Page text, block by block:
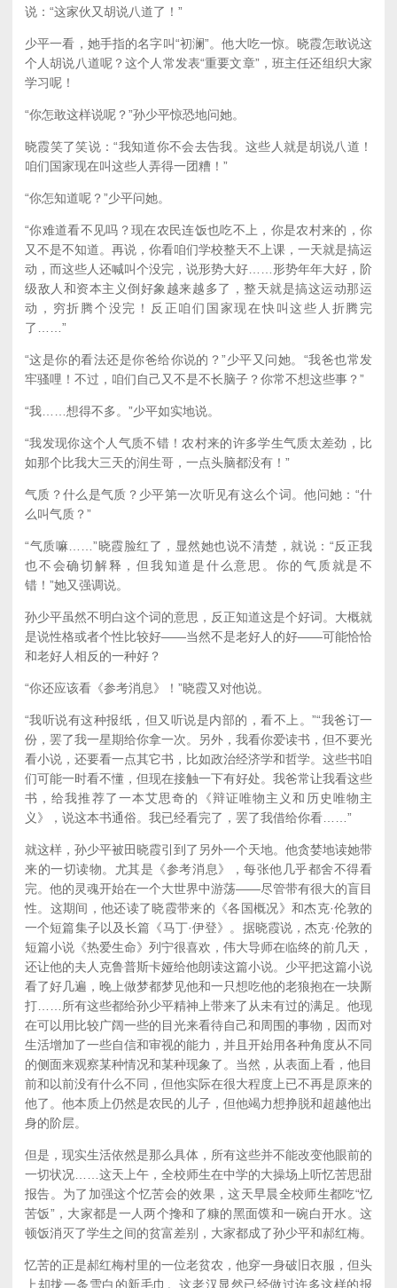
说：“这家伙又胡说八道了！”
少平一看，她手指的名字叫“初澜”。他大吃一惊。晓霞怎敢说这
个人胡说八道呢？这个人常发表“重要文章”，班主任还组织大家
学习呢！
“你怎敢这样说呢？”孙少平惊恐地问她。
晓霞笑了笑说：“我知道你不会去告我。这些人就是胡说八道！
咱们国家现在叫这些人弄得一团糟！”
“你怎知道呢？”少平问她。
“你难道看不见吗？现在农民连饭也吃不上，你是农村来的，你
又不是不知道。再说，你看咱们学校整天不上课，一天就是搞运
动，而这些人还喊叫个没完，说形势大好……形势年年大好，阶
级敌人和资本主义倒好象越来越多了，整天就是搞这运动那运
动，穷折腾个没完！反正咱们国家现在快叫这些人折腾完
了……”
“这是你的看法还是你爸给你说的？”少平又问她。“我爸也常发
牢骚哩！不过，咱们自己又不是不长脑子？你常不想这些事？”
“我……想得不多。”少平如实地说。
“我发现你这个人气质不错！农村来的许多学生气质太差劲，比
如那个比我大三天的润生哥，一点头脑都没有！”
气质？什么是气质？少平第一次听见有这么个词。他问她：“什
么叫气质？”
“气质嘛……”晓霞脸红了，显然她也说不清楚，就说：“反正我
也不会确切解释，但我知道是什么意思。你的气质就是不
错！”她又强调说。
孙少平虽然不明白这个词的意思，反正知道这是个好词。大概就
是说性格或者个性比较好——当然不是老好人的好——可能恰恰
和老好人相反的一种好？
“你还应该看《参考消息》！”晓霞又对他说。
“我听说有这种报纸，但又听说是内部的，看不上。”“我爸订一
份，罢了我一星期给你拿一次。另外，我看你爱读书，但不要光
看小说，还要看一点其它书，比如政治经济学和哲学。这些书咱
们可能一时看不懂，但现在接触一下有好处。我爸常让我看这些
书，给我推荐了一本艾思奇的《辩证唯物主义和历史唯物主
义》，说这本书通俗。我已经看完了，罢了我借给你看……”
就这样，孙少平被田晓霞引到了另外一个天地。他贪婪地读她带
来的一切读物。尤其是《参考消息》，每张他几乎都舍不得看
完。他的灵魂开始在一个大世界中游荡——尽管带有很大的盲目
性。这期间，他还读了晓霞带来的《各国概况》和杰克·伦敦的
一个短篇集子以及长篇《马丁·伊登》。据晓霞说，杰克·伦敦的
短篇小说《热爱生命》列宁很喜欢，伟大导师在临终的前几天，
还让他的夫人克鲁普斯卡娅给他朗读这篇小说。少平把这篇小说
看了好几遍，晚上做梦都梦见他和一只想吃他的老狼抱在一块厮
打……所有这些都给孙少平精神上带来了从未有过的满足。他现
在可以用比较广阔一些的目光来看待自己和周围的事物，因而对
生活增加了一些自信和审视的能力，并且开始用各种角度从不同
的侧面来观察某种情况和某种现象了。当然，从表面上看，他目
前和以前没有什么不同，但他实际在很大程度上已不再是原来的
他了。他本质上仍然是农民的儿子，但他竭力想挣脱和超越他出
身的阶层。
但是，现实生活依然是那么具体，所有这些并不能改变他眼前的
一切状况……这天上午，全校师生在中学的大操场上听忆苦思甜
报告。为了加强这个忆苦会的效果，这天早晨全校师生都吃“忆
苦饭”，大家都是一人两个搀和了糠的黑面馍和一碗白开水。这
顿饭消灭了学生之间的贫富差别，大家都成了孙少平和郝红梅。
忆苦的正是郝红梅村里的一位老贫农，他穿一身破旧衣服，但头
上却拢一条雪白的新毛巾。这老汉显然已经做过许多这样的报